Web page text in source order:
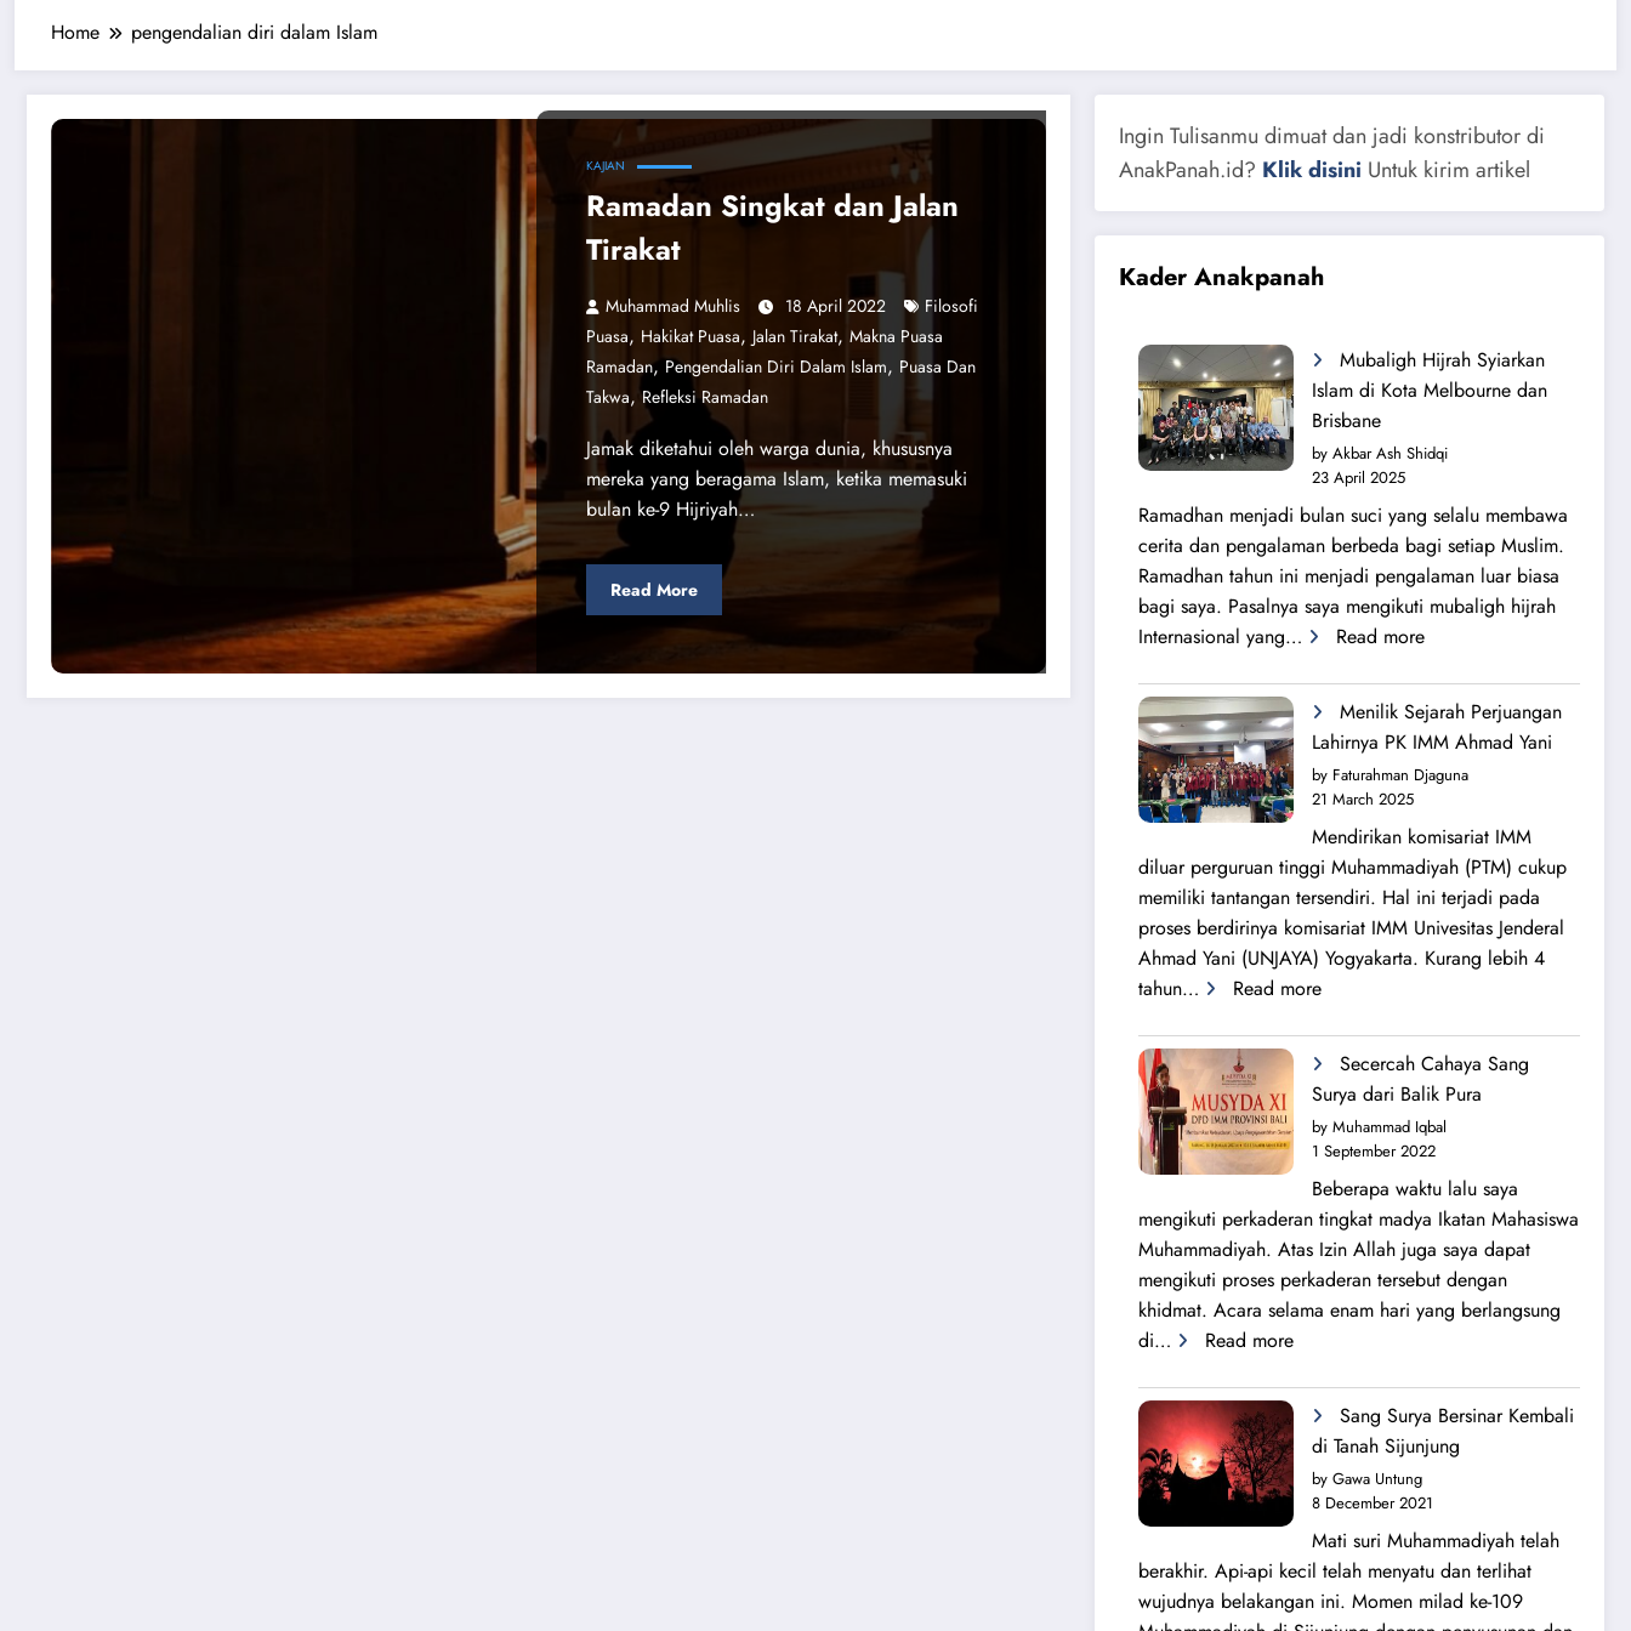
Home pengendalian diri dalam Islam
KAJIAN
Ramadan Singkat dan Jalan
Tirakat
​​​​​​​Muhammad Muhlis 18 April 2022
Filosofi
Puasa, Hakikat Puasa, Jalan Tirakat, Makna Puasa
Ramadan,Pengendalian Diri Dalam Islam, Puasa Dan
Takwa,Refleksi Ramadan
Jamak diketahui oleh warga dunia, khususnya
mereka yang beragama Islam, ketika memasuki
bulan ke-9 Hijriyah…
Read More
Ingin Tulisanmu dimuat dan jadi konstributor di
AnakPanah.id? Klik disini Untuk kirim artikel
Kader Anakpanah
Mubaligh Hijrah Syiarkan
Islam di Kota Melbourne dan
Brisbane
by Akbar Ash Shidqi
23 April 2025
Ramadhan menjadi bulan suci yang selalu membawa
cerita dan pengalaman berbeda bagi setiap Muslim.
Ramadhan tahun ini menjadi pengalaman luar biasa
bagi saya. Pasalnya saya mengikuti mubaligh hijrah
Internasional yang…
Read more:
Hijrah
Syiarkan
Islam
di
Melbourne
dan
Brisbane
Menilik Sejarah Perjuangan
Lahirnya PK IMM Ahmad Yani
by Faturahman Djaguna
21 March 2025
Mendirikan komisariat IMM
diluar perguruan tinggi Muhammadiyah (PTM) cukup
memiliki tantangan tersendiri. Hal ini terjadi pada
proses berdirinya komisariat IMM Univesitas Jenderal
Ahmad Yani (UNJAYA) Yogyakarta. Kurang lebih 4
tahun…
Read more:
Perjuangan
Lahirnya
PK
IMM
Ahmad
Yani
Secercah Cahaya Sang
Surya dari Balik Pura
by Muhammad Iqbal
1 September 2022
Beberapa waktu lalu saya
mengikuti perkaderan tingkat madya Ikatan Mahasiswa
Muhammadiyah. Atas Izin Allah juga saya dapat
mengikuti proses perkaderan tersebut dengan
khidmat. Acara selama enam hari yang berlangsung
di…
Read more:
Sang
Surya
dari
Balik
Pura
Sang Surya Bersinar Kembali
di Tanah Sijunjung
by Gawa Untung
8 December 2021
Mati suri Muhammadiyah telah
berakhir. Api-api kecil telah menyatu dan terlihat
wujudnya belakangan ini. Momen milad ke-109